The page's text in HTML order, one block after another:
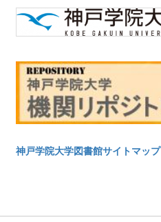
神戸学院大学図書館サイトマップ